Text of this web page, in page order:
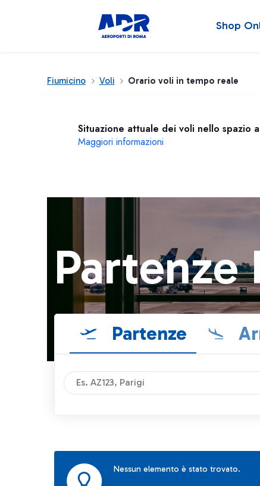
Shop
Fiumicino Voli Orario voli in tempo reale
Situazione attuale dei voli nello spazio
Maggiori informazioni
Partenze
Partenze
Nessun elemento è stato trovato.